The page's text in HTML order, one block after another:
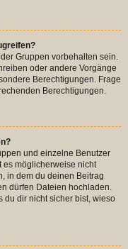
Gruppen vorbehalten sein.
oder andere Vorgänge
Berechtigungen. Frage
Berechtigungen.
und einzelne Benutzer
es möglicherweise nicht
in dem du deinen Beitrag
dürfen Dateien hochladen.
du dir nicht sicher bist, wieso